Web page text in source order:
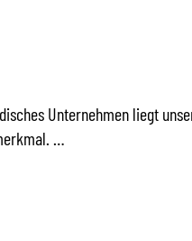
Unternehmen liegt
…